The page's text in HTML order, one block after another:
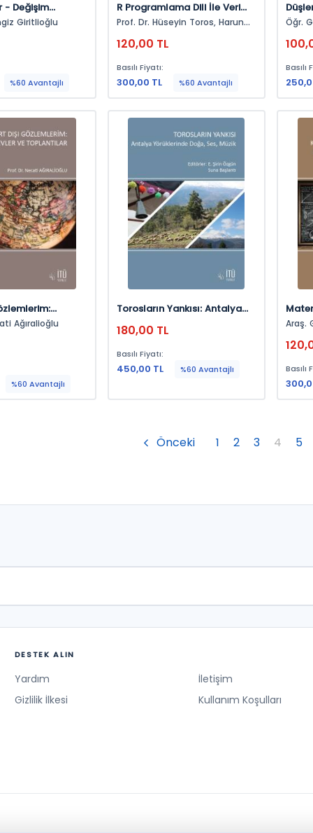
- Değişim
Giritlioğlu
%60 Avantajlı
R Programlama Dili İle Veri
Madenciliğine Giriş
Prof. Dr. Hüseyin Toros, Harun
120,00 TL
Basılı Fiyatı:
300,00 TL %60 Avantajlı
Öğr.
Basılı
Toplantılar
Ağıralioğlu
%60 Avantajlı
Torosların Yankısı: Antalya
180,00 TL
Basılı Fiyatı:
450,00 TL %60 Avantajlı
Araş.
Basılı
Önceki 1 2 3 4 5
DESTEK ALIN
Yardım
İletişim
Gizlilik İlkesi
Kullanım Koşulları